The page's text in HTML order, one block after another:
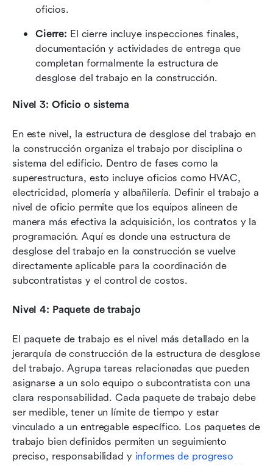
oficios.
Cierre: El cierre incluye inspecciones finales,
documentación y actividades de entrega que
completan formalmente la estructura de
desglose del trabajo en la construcción.
Nivel 3: Oficio o sistema
En este nivel, la estructura de desglose del trabajo en
la construcción organiza el trabajo por disciplina o
sistema del edificio. Dentro de fases como la
superestructura, esto incluye oficios como HVAC,
electricidad, plomería y albañilería. Definir el trabajo a
nivel de oficio permite que los equipos alineen de
manera más efectiva la adquisición, los contratos y la
programación. Aquí es donde una estructura de
desglose del trabajo en la construcción se vuelve
directamente aplicable para la coordinación de
subcontratistas y el control de costos.
Nivel 4: Paquete de trabajo
El paquete de trabajo es el nivel más detallado en la
jerarquía de construcción de la estructura de desglose
del trabajo. Agrupa tareas relacionadas que pueden
asignarse a un solo equipo o subcontratista con una
clara responsabilidad. Cada paquete de trabajo debe
ser medible, tener un límite de tiempo y estar
vinculado a un entregable específico. Los paquetes de
trabajo bien definidos permiten un seguimiento
preciso, responsabilidad y informes de progreso